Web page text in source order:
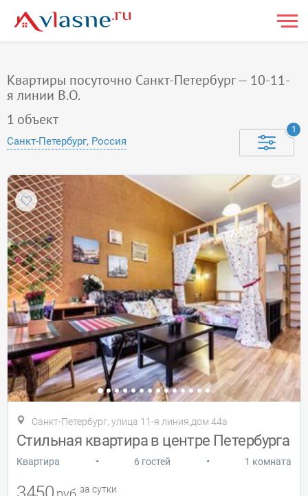
Квартиры посуточно Санкт-Петербург — 10-11-
я линии В.О.
1 объект
Санкт-Петербург, Россия
1
Санкт-Петербург, улица 11-я линия,дом 44а
Стильная квартира в центре Петербурга
Квартира • 6 гостей • 1 комната
за сутки